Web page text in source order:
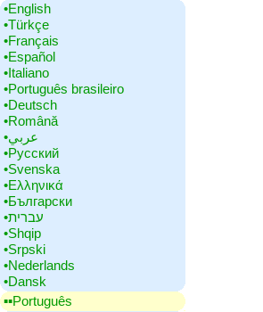
•‎English
•‎Türkçe
•‎Français
•‎Español
•‎Italiano
•‎Português brasileiro
•‎Deutsch
•‎Română
•‎عربي
•‎Русский
•‎Svenska
•‎Ελληνικά
•‎Български
•‎עברית
•‎Shqip
•‎Srpski
•‎Nederlands
•‎Dansk
▪▪‎Português